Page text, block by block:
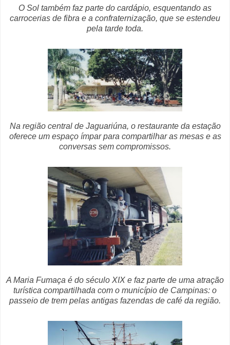
O Sol também faz parte do cardápio, esquentando as
carrocerias de fibra e a confraternização, que se estendeu
pela tarde toda.
Na região central de Jaguariúna, o restaurante da estação
oferece um espaço ímpar para compartilhar as mesas e as
conversas sem compromissos.
A Maria Fumaça é do século XIX e faz parte de uma atração
turística compartilhada com o município de Campinas: o
passeio de trem pelas antigas fazendas de café da região.